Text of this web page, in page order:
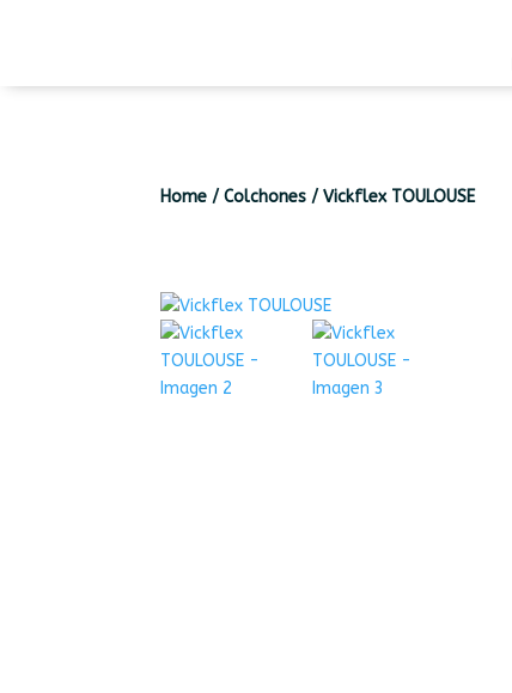
Home /Colchones /Vickflex TOULOUSE